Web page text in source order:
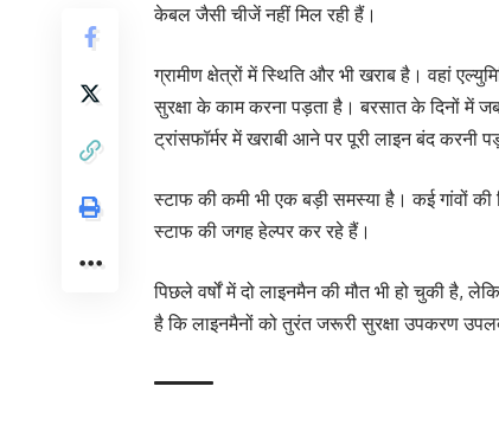
केबल जैसी चीजें नहीं मिल रही हैं।
ग्रामीण क्षेत्रों में स्थिति और भी खराब है। वहां
सुरक्षा के काम करना पड़ता है। बरसात के दिनों में
ट्रांसफॉर्मर में खराबी आने पर पूरी लाइन बंद करनी
स्टाफ की कमी भी एक बड़ी समस्या है। कई गांवों की
स्टाफ की जगह हेल्पर कर रहे हैं।
पिछले वर्षों में दो लाइनमैन की मौत भी हो चुकी है,
है कि लाइनमैनों को तुरंत जरूरी सुरक्षा उपकरण